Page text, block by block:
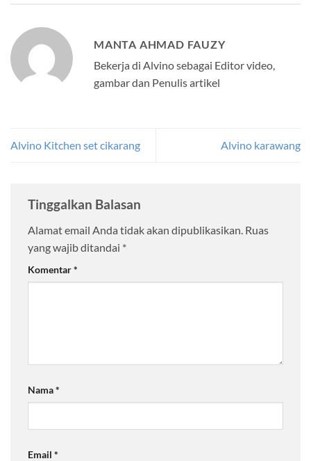
MANTA AHMAD FAUZY
Bekerja di Alvino sebagai Editor video,
gambar dan Penulis artikel
Alvino Kitchen set cikarang Alvino karawang
Tinggalkan Balasan
Alamat email Anda tidak akan dipublikasikan. Ruas
yang wajib ditandai *
Komentar*
Nama*
Email *